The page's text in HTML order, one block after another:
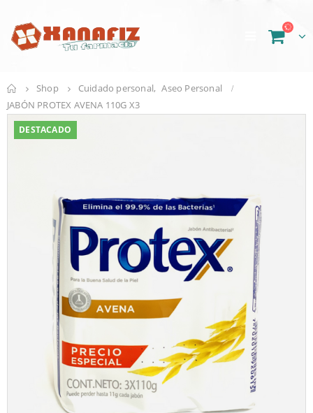
Shop Cuidado personal, Aseo Personal
JABÓN PROTEX AVENA 110G X3
DESTACADO